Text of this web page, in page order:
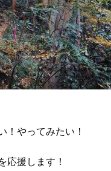
！やってみたい！
援します！